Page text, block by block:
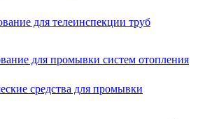
для телеинспекции труб
для промывки систем отопления
средства для промывки